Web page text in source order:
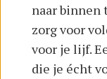
naar binnen
zorg voor
voor je lijf.
die je écht